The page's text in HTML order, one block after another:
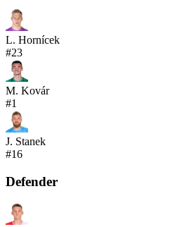
L. Hornícek
#23
M. Kovár
#1
J. Stanek
#16
Defender